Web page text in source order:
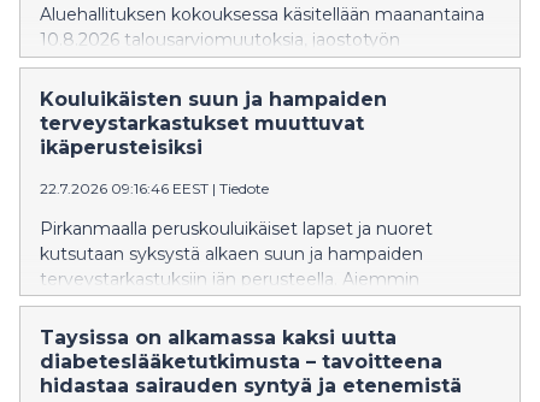
Aluehallituksen kokouksessa käsitellään maanantaina
10.8.2026 talousarviomuutoksia, jaostotyön
kehittämistä, ensi vuoden kokousaikatauluja sekä
Sastamalan Kiikassa sijaitsevan Niittyvillan ýhteisöllisen
asumisyksikön lakkauttamista.
Kouluikäisten suun ja hampaiden
terveystarkastukset muuttuvat
ikäperusteisiksi
22.7.2026 09:16:46 EEST | Tiedote
Pirkanmaalla peruskouluikäiset lapset ja nuoret
kutsutaan syksystä alkaen suun ja hampaiden
terveystarkastuksiin iän perusteella. Aiemmin
tarkastukset on järjestetty luokkavuosien mukaan.
Muutos johtuu valtioneuvoston uudesta
neuvolapalvelujen sekä koulu- ja
opiskeluterveydenhuollon asetuksesta.
Taysissa on alkamassa kaksi uutta
diabeteslääketutkimusta – tavoitteena
hidastaa sairauden syntyä ja etenemistä